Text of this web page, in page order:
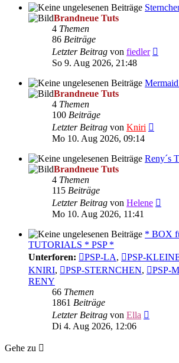
Brandneue Tuts
4 Themen
86 Beiträge
Letzter Beitrag von fiedler
So 9. Aug 2026, 21:48
Brandneue Tuts
4 Themen
100 Beiträge
Letzter Beitrag von Kniri
Mo 10. Aug 2026, 09:14
Reny´s
Brandneue Tuts
4 Themen
115 Beiträge
Letzter Beitrag von Helene
Mo 10. Aug 2026, 11:41
* BOX
TUTORIALS * PSP *
Unterforen:
PSP-LA, PSP-
KNIRI, PSP-STERNCHEN, PSP-
RENY
66 Themen
1861 Beiträge
Letzter Beitrag von Ella
Di 4. Aug 2026, 12:06
Gehe zu